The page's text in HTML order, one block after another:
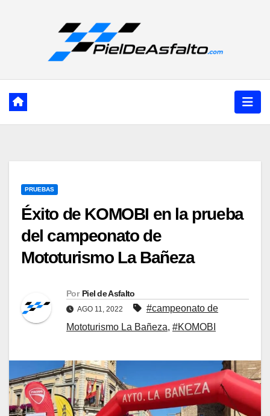
PRUEBAS
Éxito de KOMOBI en la prueba
del campeonato de
Mototurismo La Bañeza
Por Piel de Asfalto
AGO 11, 2022
#campeonato de
Mototurismo La Bañeza, #KOMOBI